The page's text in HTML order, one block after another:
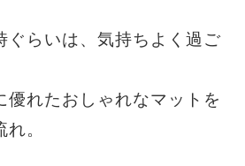
ぐらいは、気持ちよく過ご
優れたおしゃれなマットを
。